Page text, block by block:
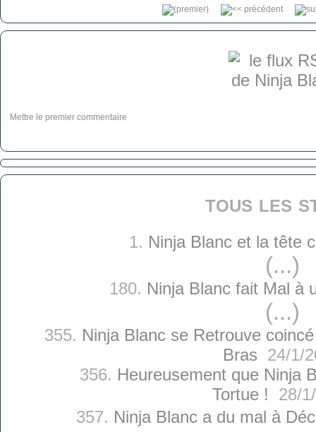
Mettre le premier commentaire
tous les
1. Ninja Blanc et la tête
(...)
180. Ninja Blanc fait Mal à
(...)
355. Ninja Blanc se Retrouve
Bras 24/1/
356. Heureusement que Ninja
Tortue ! 28/
357. Ninja Blanc a du mal à